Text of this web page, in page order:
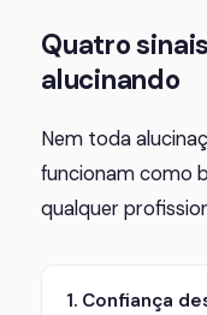
Quatro
alucinando
Nem toda
funcionam como
qualquer
1. Confiança